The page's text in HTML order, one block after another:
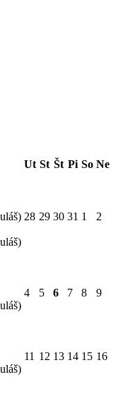
Ut St Št Pi So Ne
28 29 30 31 1 2
4 5 6 7 8 9
11 12 13 14 15 16